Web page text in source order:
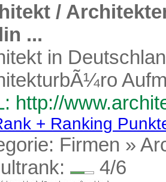
/
...
in
http://
+ Ranking
Firmen »
4/6